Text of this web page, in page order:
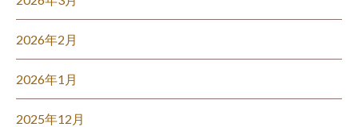
2026年2月
2026年1月
2025年12月